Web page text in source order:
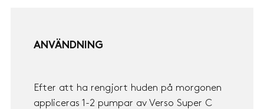
ANVÄNDNING
Efter att ha rengjort huden på morgonen
appliceras 1-2 pumpar av Verso Super C